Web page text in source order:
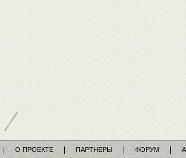
О ПРОЕКТЕ ПАРТНЕРЫ ФОРУМ